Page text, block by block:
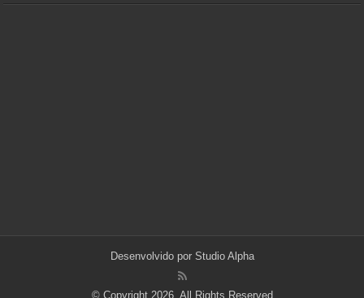
Desenvolvido por Studio Alpha
© Copyright 2026, All Rights Reserved